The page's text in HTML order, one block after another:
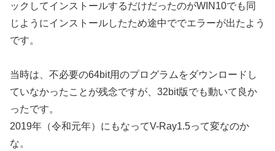
ックしてインストールするだけだったのがWIN10でも同
じようにインストールしたため途中ででエラーが出たよう
です。
当時は、不必要の64bit用のプログラムをダウンロードし
ていなかったことが残念ですが、32bit版でも動いて良か
ったです。
2019年（令和元年）にもなってV-Ray1.5って変なのか
な。